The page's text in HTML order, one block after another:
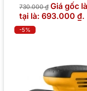
730.000₫ Giá gốc
tại là: 693.000 ₫.
-5%